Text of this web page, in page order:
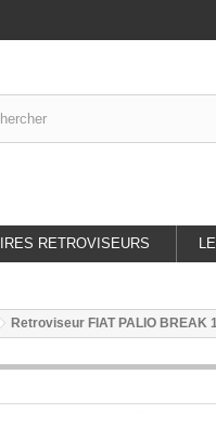
RETROVISEURS
Retroviseur FIAT PALIO BREAK